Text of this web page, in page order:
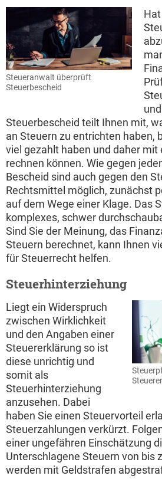
Steueranwalt überprüft
Steuerbescheid
Steuerbescheid teilt Ihnen mit,
an Steuern zu entrichten haben,
viel gezahlt haben und daher mit
rechnen können. Wie gegen
Bescheid sind auch gegen den
Rechtsmittel möglich, zunächst
auf dem Wege einer Klage. Das
komplexes, schwer
Sind Sie der Meinung, das
Steuern berechnet, kann Ihnen
für Steuerrecht helfen.
Steuerhinterziehung
Liegt ein Widerspruch
zwischen Wirklichkeit
und den Angaben einer
Steuererklärung so ist
diese unrichtig und
somit als
Steuerhinterziehung
anzusehen. Dabei
haben Sie einen Steuervorteil
Steuerzahlungen verkürzt.
einer ungefähren Einschätzung
Unterschlagene Steuern von bis
werden mit Geldstrafen